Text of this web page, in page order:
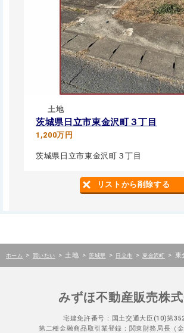
土地
茨城県日立市東金沢町３丁目
1,200万円
茨城県日立市東金沢町３丁目
リストから削除する
ホーム > 買いたい > 土地 > 茨城県 > 日立市 > 東金沢町 > 東
みずほ不動産販売株
宅建免許番号：国土交通大臣(10)第
第二種金融商品取引業登録：関東財務局長（